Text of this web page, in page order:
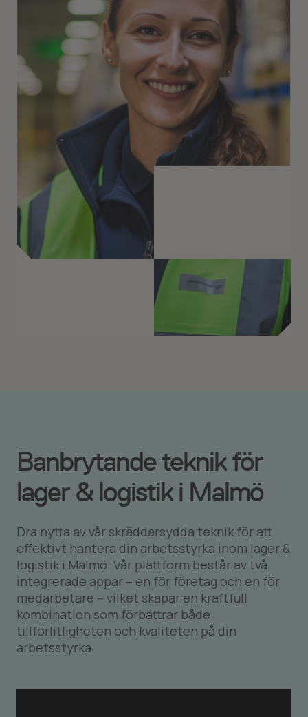
Banbrytande teknik för
lager & logistik i Malmö
Dra nytta av vår skräddarsydda teknik för att
effektivt hantera din arbetsstyrka inom lager &
logistik i Malmö. Vår plattform består av två
integrerade appar – en för företag och en för
medarbetare – vilket skapar en kraftfull
kombination som förbättrar både
tillförlitligheten och kvaliteten på din
arbetsstyrka.